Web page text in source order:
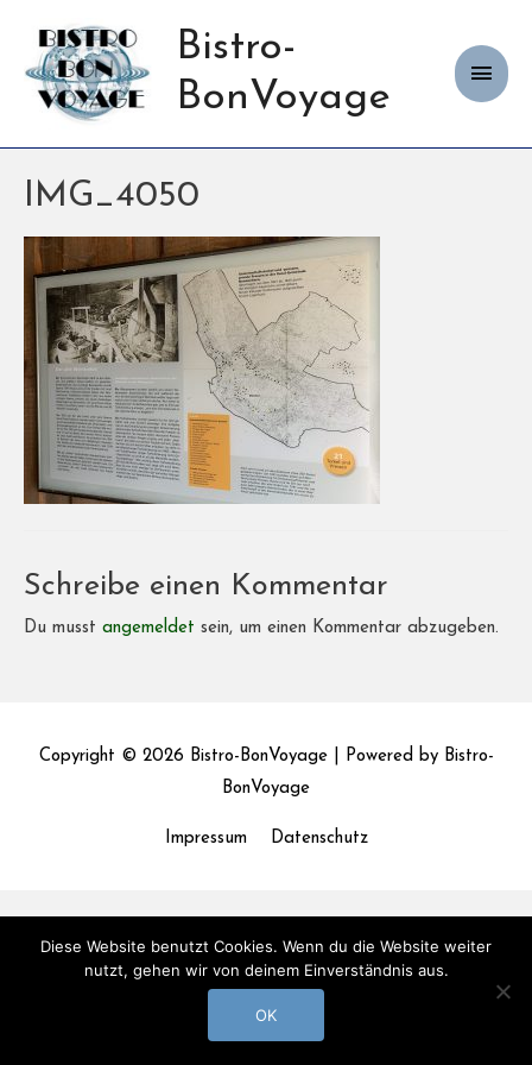
Bistro-
BonVoyage
IMG_4050
Schreibe einen Kommentar
Du musst angemeldet sein, um einen Kommentar abzugeben.
Copyright © 2026 Bistro-BonVoyage| Powered by Bistro-
BonVoyage
Impressum Datenschutz
Diese Website benutzt Cookies. Wenn du die Website weiter
nutzt, gehen wir von deinem Einverständnis aus.
OK